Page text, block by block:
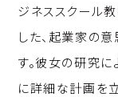
ジネススクール
した、起業家の
す。彼女の研究
に詳細な計画を